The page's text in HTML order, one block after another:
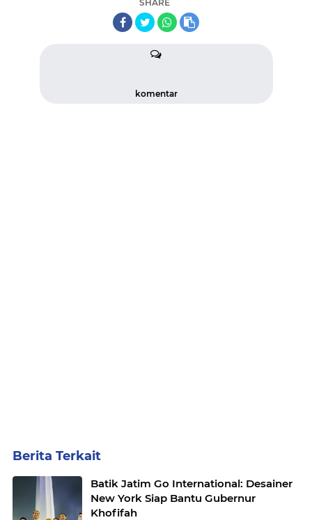
SHARE
komentar
Berita Terkait
Batik Jatim Go International: Desainer
New York Siap Bantu Gubernur
Khofifah